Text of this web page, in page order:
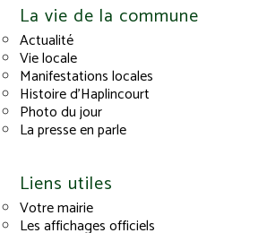
La vie de la commune
Actualité
Vie locale
Manifestations locales
Histoire d’Haplincourt
Photo du jour
La presse en parle
Liens utiles
Votre mairie
Les affichages officiels